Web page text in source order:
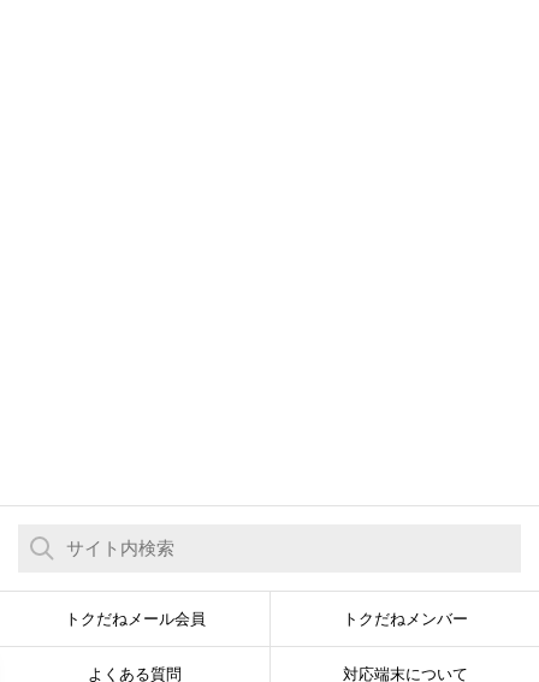
トクだねメール会員 トクだねメンバー
よくある質問 対応端末について